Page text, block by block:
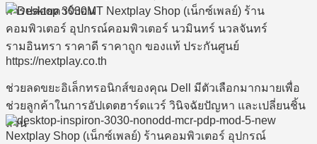
การปล่อยคาร์บอน
ช่วยลดขยะอิเล็กทรอนิกส์ของคุณ Dell มีตัวเลือกมากมายเพื่อ
ช่วยลูกค้าในการอัปเดตฮาร์ดแวร์ วินิจฉัยปัญหา และเปลี่ยนชิ้น
ส่วน